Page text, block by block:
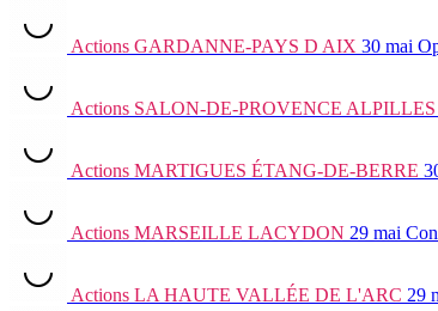
Actions GARDANNE-PAYS D AIX 30 mai
Actions SALON-DE-PROVENCE
Actions MARTIGUES ÉTANG-DE-BERRE
Actions MARSEILLE LACYDON 29 mai
Actions LA HAUTE VALLÉE DE L'ARC 29